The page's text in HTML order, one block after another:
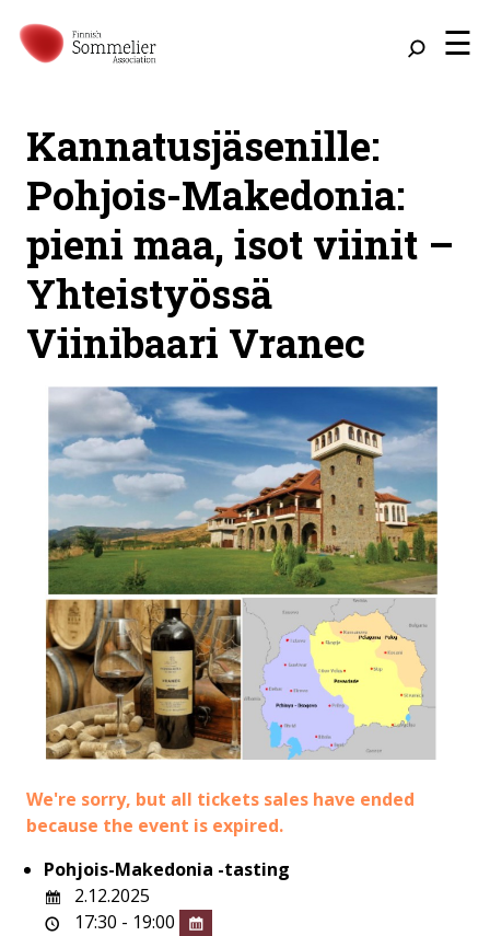
☰
Kannatusjäsenille:
Pohjois-Makedonia:
pieni maa, isot viinit –
Yhteistyössä
Viinibaari Vranec
We're sorry, but all tickets sales have ended
because the event is expired.
Pohjois-Makedonia -tasting
2.12.2025
17:30 - 19:00